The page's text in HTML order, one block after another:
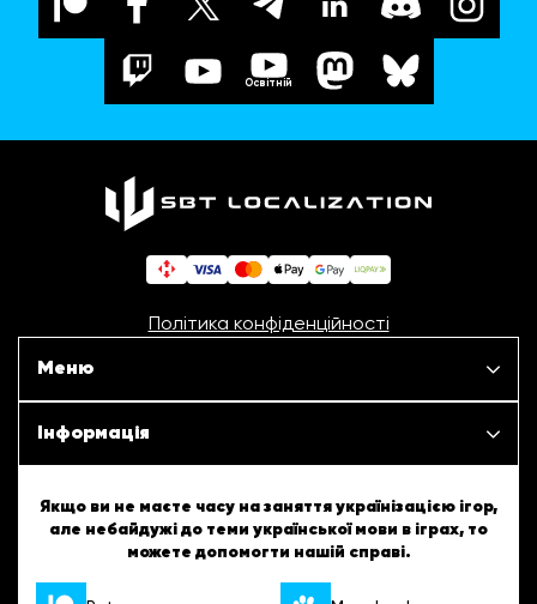
Освітній
Політика конфіденційності
Меню
Наші проєкти
Інформація
ШБТурнір
ШБТворчість
Якщо ви не маєте часу на заняття українізацією ігор,
але небайдужі до теми української мови в іграх, то
можете допомогти нашій справі.